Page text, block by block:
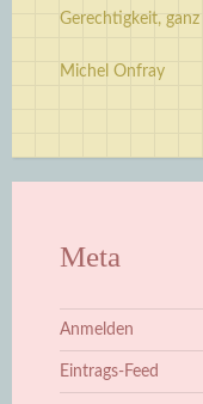
Gerechtigkeit, ganz
Michel Onfray
Meta
Anmelden
Eintrags-Feed